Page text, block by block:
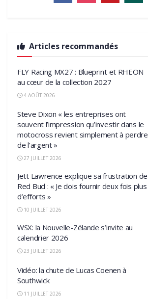
Articles recommandés
FLY Racing MX27 : Blueprint et RHEON
au cœur de la collection 2027
4 AOÛT 2026
Steve Dixon « les entreprises ont
souvent l’impression qu’investir dans le
motocross revient simplement à perdre
de l’argent »
27 JUILLET 2026
Jett Lawrence explique sa frustration de
Red Bud : « Je dois fournir deux fois plus
d’efforts »
10 JUILLET 2026
WSX: la Nouvelle-Zélande s’invite au
calendrier 2026
23 JUILLET 2026
Vidéo: la chute de Lucas Coenen à
Southwick
11 JUILLET 2026